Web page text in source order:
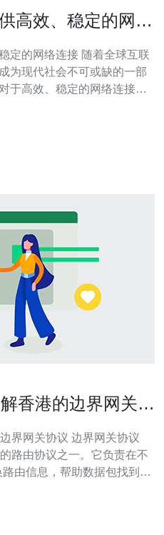
高效、稳定的网络
连接 随着全球互联
为现代社会不可或缺的一部
于高效、稳定的网络连接需
优质的网络服务。本文将介
香港的边界网关协
议 边界网关协议
路由协议之一。它负责在不
由信息，帮助数据包找到正
。这个网络连接了许多互联